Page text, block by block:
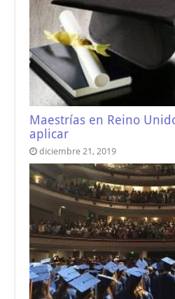
Maestrías en Reino
aplicar
diciembre 21, 2019